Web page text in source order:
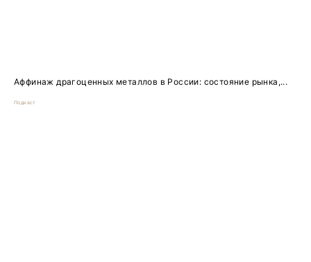
Аффинаж драгоценных металлов в России: состояние рынка,...
Подкаст